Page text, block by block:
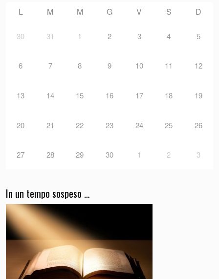
L M M G V S D
30 31 1 2 3 4 5
6 7 8 9 10 11 12
13 14 15 16 17 18 19
20 21 22 23 24 25 26
27 28 29 30 1 2 3
In un tempo sospeso …